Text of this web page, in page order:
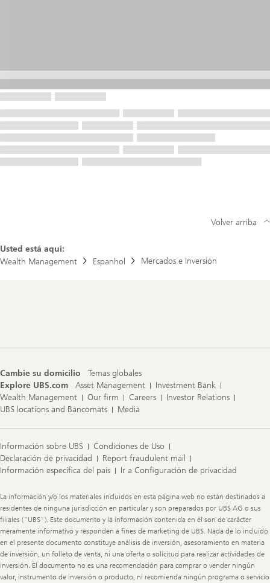
Usted está aquí:
Wealth Management
Espanhol Mercados e Inversión
Volver arriba
Cambie su domicilio
Temas globales
Explore UBS.com
Asset Management
Investment Bank
Wealth Management
Our firm Careers
Investor Relations
UBS locations and Bancomats
Media
Información sobre UBS
Condiciones de Uso
Declaración de privacidad
Report fraudulent mail
Información específica del país
Ir a Configuración de privacidad
Legal
Information
La información y/o los materiales incluidos en esta página web no están destinados a
residentes de ninguna jurisdicción en particular y son preparados por UBS AG o sus
filiales ("UBS"). Este documento y la información contenida en él son de carácter
meramente informativo y responden a fines de marketing de UBS. Nada de lo incluido
en el presente documento constituye análisis de inversión, asesoramiento en materia
de inversión, un folleto de venta, ni una oferta o solicitud para realizar actividades de
inversión. El documento no es una recomendación para comprar o vender ningún
valor, instrumento de inversión o producto, ni recomienda ningún programa o servicio